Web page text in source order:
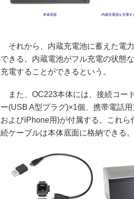
本体背面 内蔵充電池を充電す
それから、内蔵充電池に蓄えた電
できる。内蔵電池がフル充電の状態
充電することができるという。
また、OC223本体には、接続コー
ー(USB A型プラグ)×1個、携帯電話
およびiPhone用)が付属する。これ
続ケーブルは本体底面に格納できる。